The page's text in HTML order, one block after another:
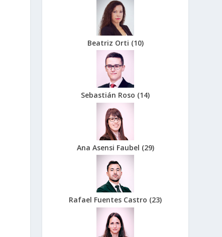
Beatriz Orti (10)
Sebastián Roso (14)
Ana Asensi Faubel (29)
Rafael Fuentes Castro (23)